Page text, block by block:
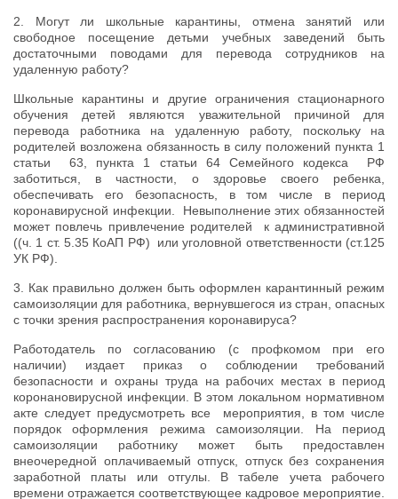
2. Могут ли школьные карантины, отмена занятий или
свободное посещение детьми учебных заведений быть
достаточными поводами для перевода сотрудников на
удаленную работу?
Школьные карантины и другие ограничения стационарного
обучения детей являются уважительной причиной для
перевода работника на удаленную работу, поскольку на
родителей возложена обязанность в силу положений пункта 1
статьи 63, пункта 1 статьи 64 Семейного кодекса РФ
заботиться, в частности, о здоровье своего ребенка,
обеспечивать его безопасность, в том числе в период
коронавирусной инфекции. Невыполнение этих обязанностей
может повлечь привлечение родителей к административной
((ч. 1 ст. 5.35 КоАП РФ) или уголовной ответственности (ст.125
УК РФ).
3. Как правильно должен быть оформлен карантинный режим
самоизоляции для работника, вернувшегося из стран, опасных
с точки зрения распространения коронавируса?
Работодатель по согласованию (с профкомом при его
наличии) издает приказ о соблюдении требований
безопасности и охраны труда на рабочих местах в период
коронановирусной инфекции. В этом локальном нормативном
акте следует предусмотреть все мероприятия, в том числе
порядок оформления режима самоизоляции. На период
самоизоляции работнику может быть предоставлен
внеочередной оплачиваемый отпуск, отпуск без сохранения
заработной платы или отгулы. В табеле учета рабочего
времени отражается соответствующее кадровое мероприятие.